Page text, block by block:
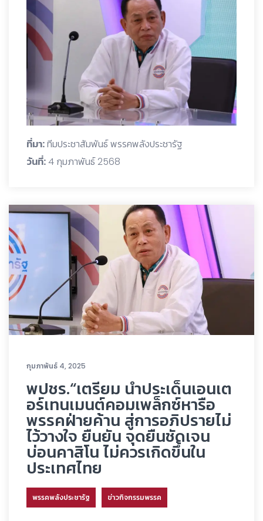
ที่มา:ทีมประชาสัมพันธ์ พรรคพลังประชารัฐ
วันที่: 4 กุมภาพันธ์ 2568
กุมภาพันธ์ 4, 2025
พปชร.“เตรียม นำประเด็นเอนเต
อร์เทนเมนต์คอมเพล็กซ์หารือ
พรรคฝ่ายค้าน สู่การอภิปรายไม่
ไว้วางใจ ยืนยัน จุดยืนชัดเจน
บ่อนคาสิโน ไม่ควรเกิดขึ้นใน
ประเทศไทย
พรรคพลังประชารัฐ ข่าวกิจกรรมพรรค